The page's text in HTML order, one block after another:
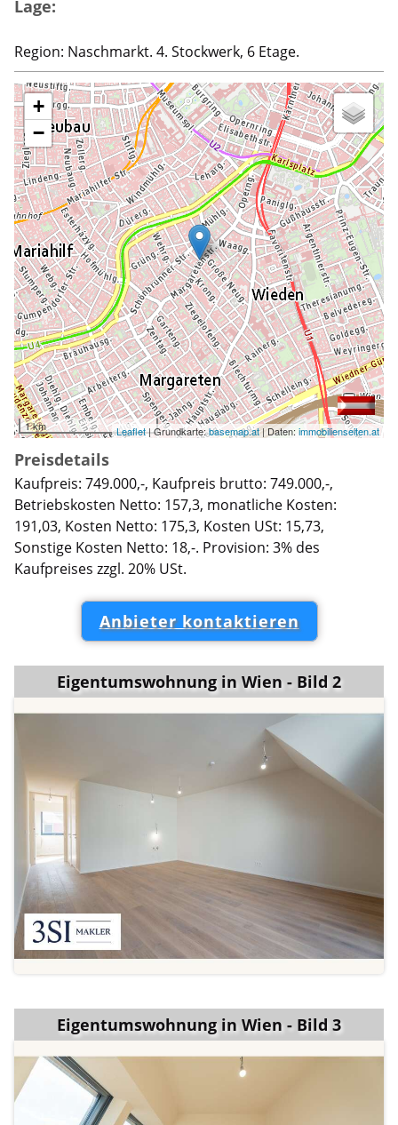
Lage:
Region: Naschmarkt. 4. Stockwerk, 6 Etage.
+
−
1 km Leaflet| Grundkarte:basemap.at| Daten: immobilienseiten.at
Preisdetails
Kaufpreis: 749.000,-, Kaufpreis brutto: 749.000,-,
Betriebskosten Netto: 157,3, monatliche Kosten:
191,03, Kosten Netto: 175,3, Kosten USt: 15,73,
Sonstige Kosten Netto: 18,-. Provision: 3% des
Kaufpreises zzgl. 20% USt.
Anbieter kontaktieren
Eigentumswohnung in Wien - Bild 2
Eigentumswohnung in Wien - Bild 3